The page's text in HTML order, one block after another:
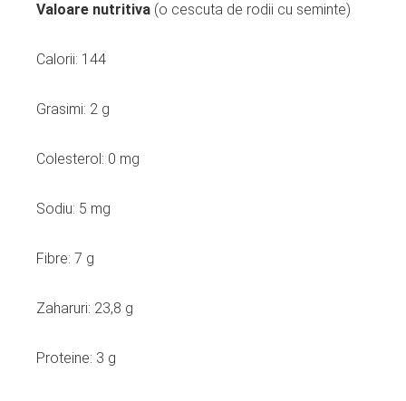
Valoare nutritiva (o cescuta de rodii cu seminte)
Calorii: 144
Grasimi: 2 g
Colesterol: 0 mg
Sodiu: 5 mg
Fibre: 7 g
Zaharuri: 23,8 g
Proteine: 3 g